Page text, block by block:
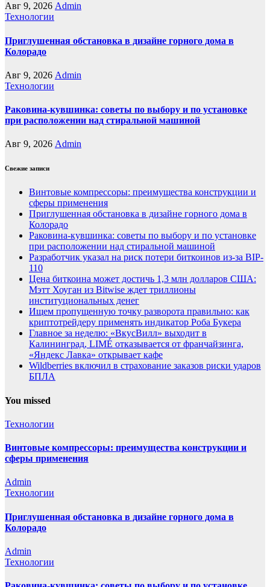
Авг 9, 2026 Admin
Технологии
Приглушенная обстановка в дизайне горного дома в
Колорадо
Авг 9, 2026 Admin
Технологии
Раковина-кувшинка: советы по выбору и по установке
при расположении над стиральной машиной
Авг 9, 2026 Admin
Свежие записи
Винтовые компрессоры: преимущества конструкции и
сферы применения
Приглушенная обстановка в дизайне горного дома в
Колорадо
Раковина-кувшинка: советы по выбору и по установке
при расположении над стиральной машиной
Разработчик указал на риск потери биткоинов из-за BIP-
110
Цена биткоина может достичь 1,3 млн долларов США:
Мэтт Хоуган из Bitwise ждет триллионы
институциональных денег
Ищем пропущенную точку разворота правильно: как
криптотрейдеру применять индикатор Роба Букера
Главное за неделю: «ВкусВилл» выходит в
Калининград, LIMÉ отказывается от франчайзинга,
«Яндекс Лавка» открывает кафе
Wildberries включил в страхование заказов риски ударов
БПЛА
You missed
Технологии
Винтовые компрессоры: преимущества конструкции и
сферы применения
Admin
Технологии
Приглушенная обстановка в дизайне горного дома в
Колорадо
Admin
Технологии